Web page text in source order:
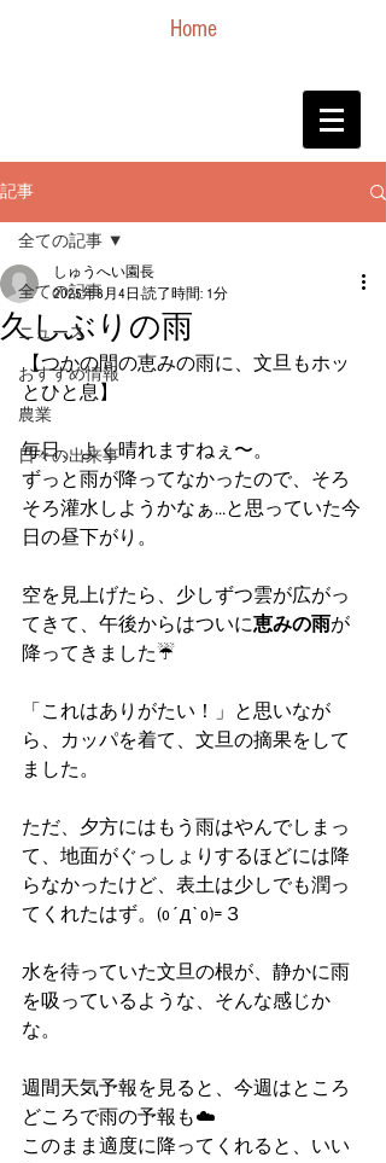
Home
記事
全ての記事
ニュース
おすすめ情報
農業
日々の出来事
全ての記事
久しぶりの雨
しゅうへい園長
2025年8月4日 読了時間: 1分
【つかの間の恵みの雨に、文旦もホッ
とひと息】
毎日、よく晴れますねぇ〜。
ずっと雨が降ってなかったので、そろ
そろ灌水しようかなぁ…と思っていた今
日の昼下がり。
空を見上げたら、少しずつ雲が広がっ
てきて、午後からはついに恵みの雨が
降ってきました☔
「これはありがたい！」と思いなが
ら、カッパを着て、文旦の摘果をして
ました。
ただ、夕方にはもう雨はやんでしまっ
て、地面がぐっしょりするほどには降
らなかったけど、表土は少しでも潤っ
てくれたはず。(o´д`o)=３
水を待っていた文旦の根が、静かに雨
を吸っているような、そんな感じか
な。
週間天気予報を見ると、今週はところ
どころで雨の予報も☁️
このまま適度に降ってくれると、いい